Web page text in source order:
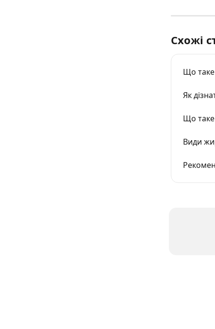
Схожі
Що
Як
Що
Види